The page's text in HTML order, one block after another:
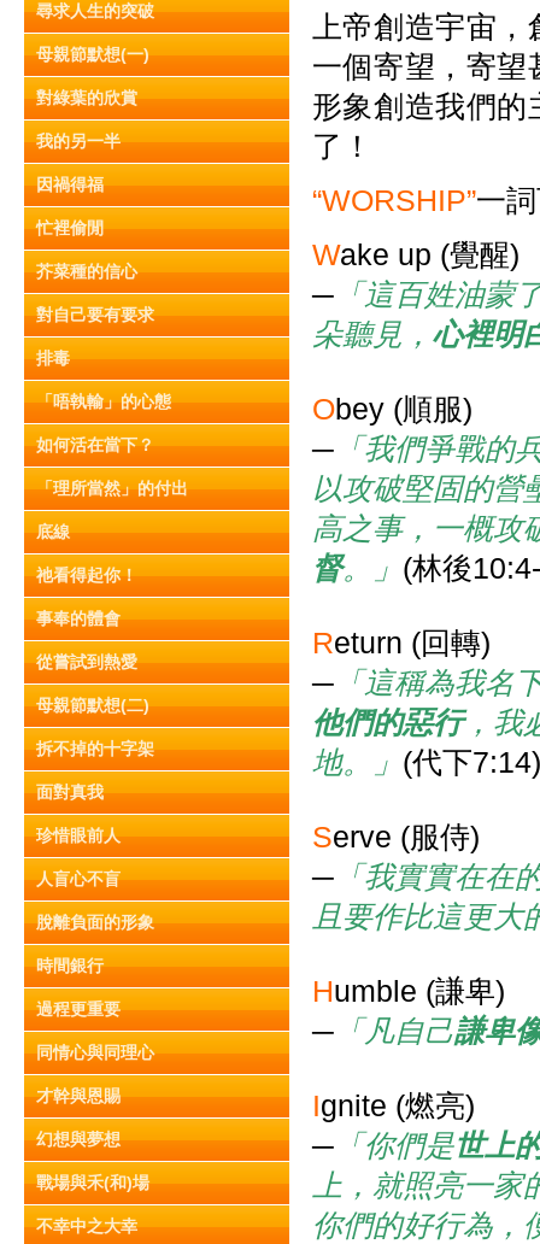
尋求人生的突破
母親節默想(一)
對綠葉的欣賞
我的另一半
因禍得福
忙裡偷閒
芥菜種的信心
對自己要有要求
排毒
「唔執輸」的心態
如何活在當下？
「理所當然」的付出
底線
祂看得起你！
事奉的體會
從嘗試到熱愛
母親節默想(二)
拆不掉的十字架
面對真我
珍惜眼前人
人盲心不盲
脫離負面的形象
時間銀行
過程更重要
同情心與同理心
才幹與恩賜
幻想與夢想
戰場與禾(和)場
不幸中之大幸
上帝創造宇宙
一個寄望，寄望
形象創造我們的
了！
“WORSHIP”一
Wake up (覺醒)
─「這百姓油蒙
朵聽見， 心裡明
Obey (順服)
─「我們爭戰的
以攻破堅固的營
高之事，一概攻
督。」 (林後
Return (回轉)
─「這稱為我名
他們的惡行，我
地。」 (代下7:14)
Serve (服侍)
─「我實實在在
且要作比這更大
Humble (謙卑)
─「凡自己謙卑
Ignite (燃亮)
─「你們是世上
上，就照亮一
你們的好行為，